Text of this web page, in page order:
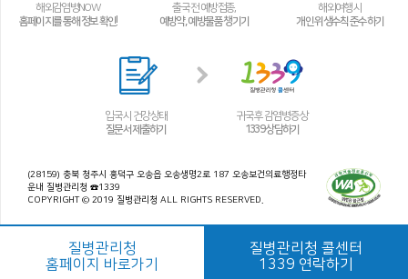
해외감염병NOW
홈페이지를 통해 정보 확인!
출국 전 예방접종,
예방약, 예방물품 챙기기
해외여행 시
개인 위생수칙 준수하기
입국 시 건강상태
질문서 제출하기
귀국 후 감염병 증상
1339 상담하기
(28159) 충북 청주시 흥덕구 오송읍 오송생명2로 187 오송보건의료행정타
운내 질병관리청 ☎1339
COPYRIGHT © 2019 질병관리청 ALL RIGHTS RESERVED.
질병관리청
홈페이지 바로가기
질병관리청 콜센터
1339 연락하기